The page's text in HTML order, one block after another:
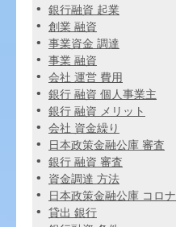
銀行融資 起業
創業 融資
事業資金 調達
事業 融資
会社 運営 費用
銀行 融資 個人事業主
銀行 融資 メリット
会社 資金繰り
日本政策金融公庫 審査
銀行 融資 審査
資金調達 方法
日本政策金融公庫 コロナ
貸出 銀行